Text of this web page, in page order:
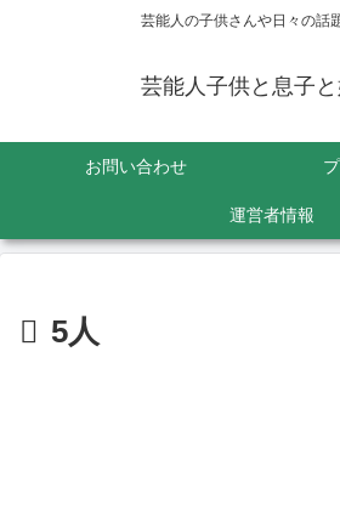
芸能人の子供さんや日々の話
芸能人子供と息子
お問い合わせ
運営者情報
5人